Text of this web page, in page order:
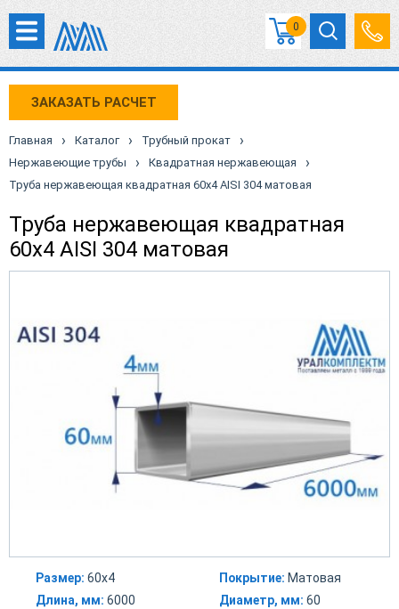
0
ЗАКАЗАТЬ РАСЧЕТ
Главная › Каталог › Трубный прокат ›
Нержавеющие трубы › Квадратная нержавеющая ›
Труба нержавеющая квадратная 60х4 AISI 304 матовая
Труба нержавеющая квадратная
60х4 AISI 304 матовая
Размер: 60х4
Длина, мм: 6000
Покрытие: Матовая
Диаметр, мм: 60